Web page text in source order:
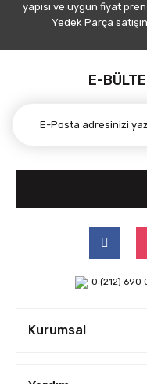
yapısı ve uygun fiyat
Yedek Parça
E-
0 (212) 690
Kurumsal